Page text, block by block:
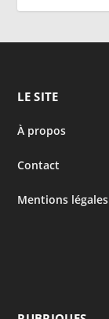
LE SITE
À propos
Contact
Mentions légales